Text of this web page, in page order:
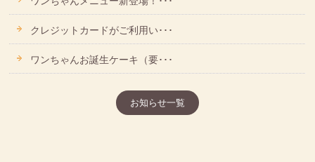
クレジットカードがご利用い･･･
ワンちゃんお誕生ケーキ（要･･･
お知らせ一覧